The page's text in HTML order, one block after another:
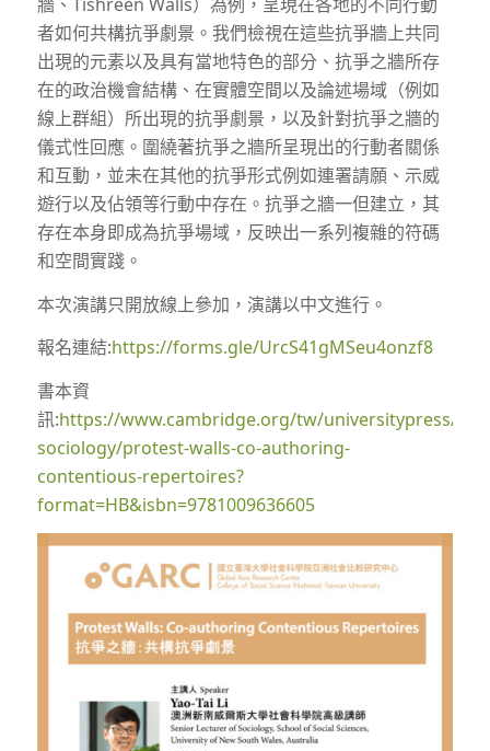
者如何共構抗爭劇景。我們檢視在這些抗爭牆上共同
出現的元素以及具有當地特色的部分、抗爭之牆所存
在的政治機會結構、在實體空間以及論述場域（例如
線上群組）所出現的抗爭劇景，以及針對抗爭之牆的
儀式性回應。圍繞著抗爭之牆所呈現出的行動者關係
和互動，並未在其他的抗爭形式例如連署請願、示威
遊行以及佔領等行動中存在。抗爭之牆一但建立，其
存在本身即成為抗爭場域，反映出一系列複雜的符碼
和空間實踐。
本次演講只開放線上參加，演講以中文進行。
報名連結:https://forms.gle/UrcS41gMSeu4onzf8
書本資
訊:https://www.cambridge.org/tw/universitypress/
sociology/protest-walls-co-authoring-
contentious-repertoires?
format=HB&isbn=9781009636605